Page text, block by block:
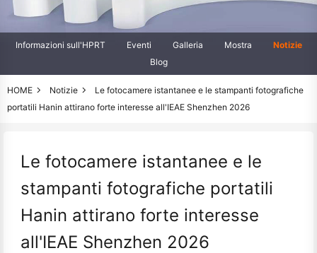
Informazioni sull'HPRT Eventi Galleria Mostra
Notizie
Blog
HOME Notizie
Le fotocamere istantanee e le stampanti fotografiche
portatili Hanin attirano forte interesse all'IEAE Shenzhen 2026
Le fotocamere istantanee e le
stampanti fotografiche portatili
Hanin attirano forte interesse
all'IEAE Shenzhen 2026